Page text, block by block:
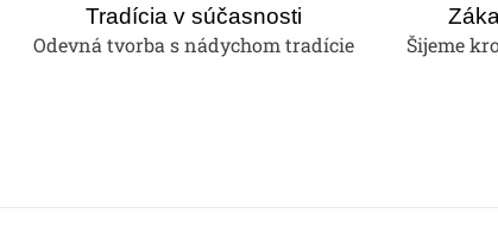
Tradícia v súčasnosti
Odevná tvorba s nádychom tradície
Šijeme